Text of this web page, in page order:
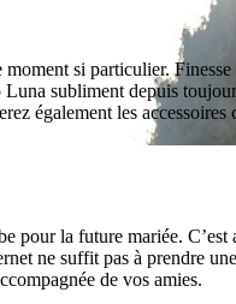
si particulier.
subliment depuis
également les
pour la future mariée.
ne suffit pas à prendre
de vos amies.